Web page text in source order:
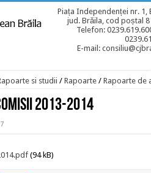
Piața Independenței nr. 1,
jud. Brăila, cod poștal
Telefon:
E-mail:
si studii / Rapoarte / Rapoarte de
2013-2014
(94 kB)